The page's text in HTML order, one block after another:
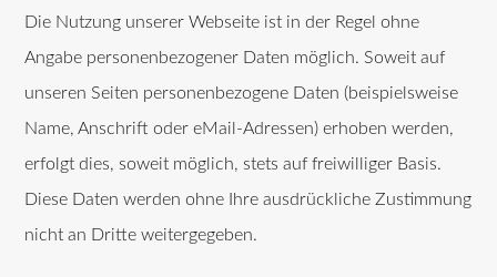
Die Nutzung unserer Webseite ist in der Regel ohne
Angabe personenbezogener Daten möglich. Soweit auf
unseren Seiten personenbezogene Daten (beispielsweise
Name, Anschrift oder eMail-Adressen) erhoben werden,
erfolgt dies, soweit möglich, stets auf freiwilliger Basis.
Diese Daten werden ohne Ihre ausdrückliche Zustimmung
nicht an Dritte weitergegeben.